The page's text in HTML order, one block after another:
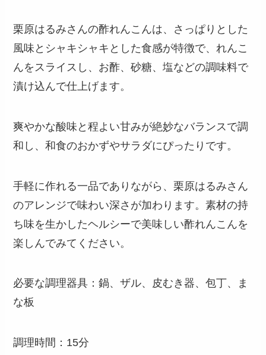
栗原はるみさんの酢れんこんは、さっぱりとした
風味とシャキシャキとした食感が特徴で、れんこ
んをスライスし、お酢、砂糖、塩などの調味料で
漬け込んで仕上げます。
爽やかな酸味と程よい甘みが絶妙なバランスで調
和し、和食のおかずやサラダにぴったりです。
手軽に作れる一品でありながら、栗原はるみさん
のアレンジで味わい深さが加わります。素材の持
ち味を生かしたヘルシーで美味しい酢れんこんを
楽しんでみてください。
必要な調理器具：鍋、ザル、皮むき器、包丁、ま
な板
調理時間：15分